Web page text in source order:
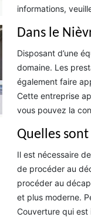
informations,
Dans le
Disposant d’une
domaine. Les
également faire
Cette entreprise
vous pouvez la
Quelles
Il est nécessaire
de procéder au
procéder au
et plus moderne.
Couverture qui est